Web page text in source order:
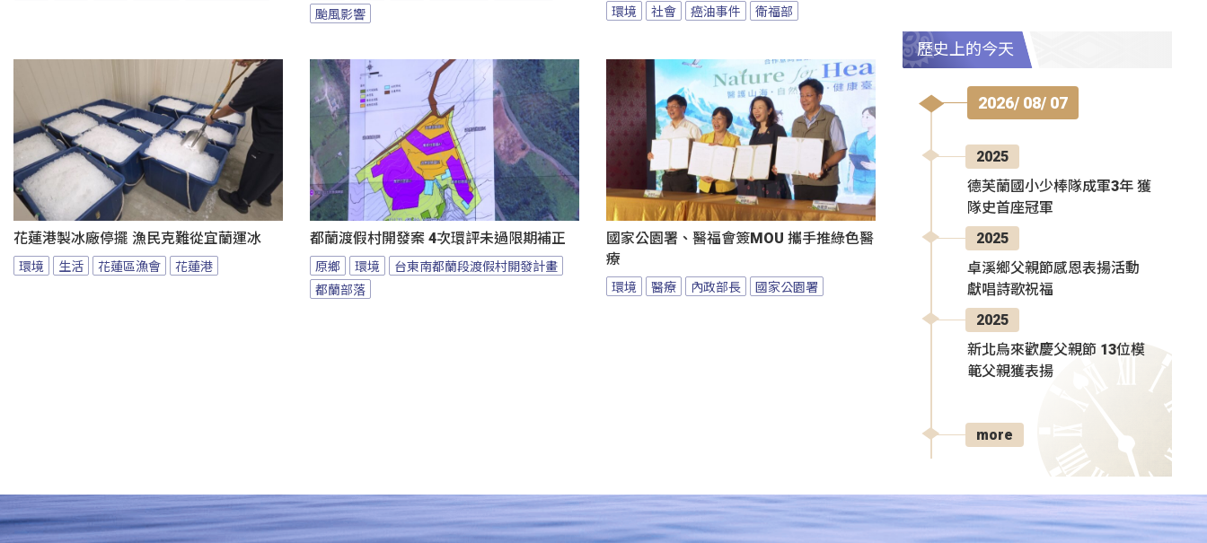
颱風影響
環境 社會 癌油事件 衛福部
花蓮港製冰廠停擺 漁民克難從宜蘭運冰
環境 生活 花蓮區漁會 花蓮港
都蘭渡假村開發案 4次環評未過限期補正
原鄉 環境
台東南都蘭段渡假村開發計畫
都蘭部落
國家公園署、醫福會簽MOU 攜手推綠色醫
療
環境 醫療 內政部長 國家公園署
歷史上的今天
2026/ 08/ 07
2025
德芙蘭國小少棒隊成軍3年 獲
隊史首座冠軍
2025
卓溪鄉父親節感恩表揚活動
獻唱詩歌祝福
2025
新北烏來歡慶父親節 13位模
範父親獲表揚
more